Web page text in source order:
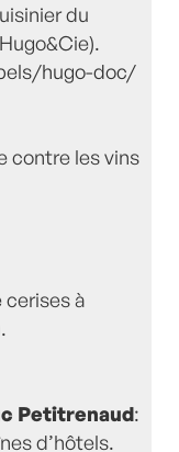
du
hugo-doc/
contre les vins
à
Petitrenaud:
d’hôtels.